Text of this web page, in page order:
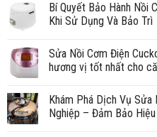
Bí Quyết Bảo Hành Nồi
Khi Sử Dụng Và Bảo Trì
Sửa Nồi Cơm Điện
hương vị tốt nhất cho
Khám Phá Dịch Vụ Sửa
Nghiệp – Đảm Bảo Hiệu